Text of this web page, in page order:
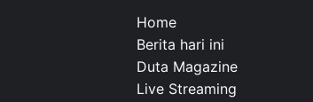
Home
Berita hari ini
Duta Magazine
Live Streaming